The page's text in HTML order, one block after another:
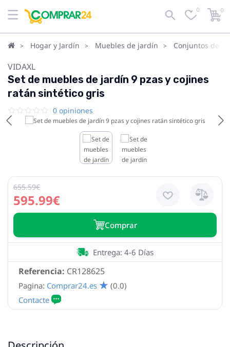
0 0
Hogar y Jardín Muebles de jardín Conjuntos de
VIDAXL
Set de muebles de jardín 9 pzas y cojines
ratán sintético gris
0 opiniones
595.99€
655.59€
Сomprar
Referencia: CR128625
Entrega: 4-6 Días
Pagina: Comprar24.es (0.0)